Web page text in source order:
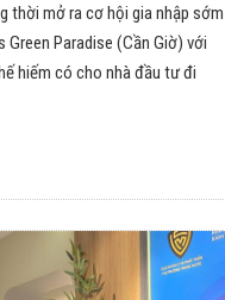
thời mở ra cơ hội gia nhập sớm
Paradise (Cần Giờ) với
hiếm có cho nhà đầu tư đi